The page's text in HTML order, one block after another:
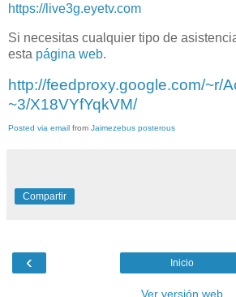
https://live3g.eyetv.com
Si necesitas cualquier tipo de
esta página web.
http://feedproxy.google.com/~r/
~3/X18VYfYqkVM/
Posted via email from Jaimezebus posterous
Compartir
‹ Inicio
Ver versión web